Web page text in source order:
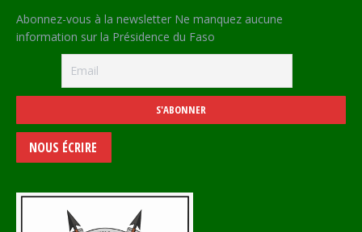
Abonnez-vous à la newsletter Ne manquez aucune
information sur la Présidence du Faso
NOUS ÉCRIRE